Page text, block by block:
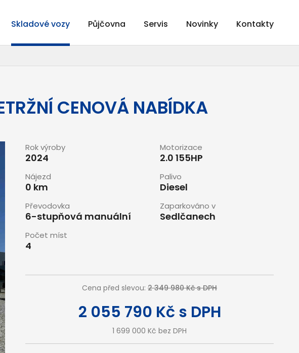
Skladové vozy Půjčovna Servis Novinky Kontakty
CENOVÁ NABÍDKA
Rok výroby
2024
Nájezd
0 km
Převodovka
6-stupňová manuální
Počet míst
4
Motorizace
2.0 155HP
Palivo
Diesel
Zaparkováno v
Sedlčanech
Cena před slevou:2 349 980 Kč s DPH
2 055 790 Kč s DPH
1 699 000 Kč bez DPH